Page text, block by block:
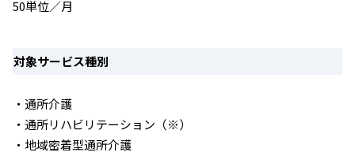
50単位／月
対象サービス種別
・通所介護
・通所リハビリテーション（※）
・地域密着型通所介護